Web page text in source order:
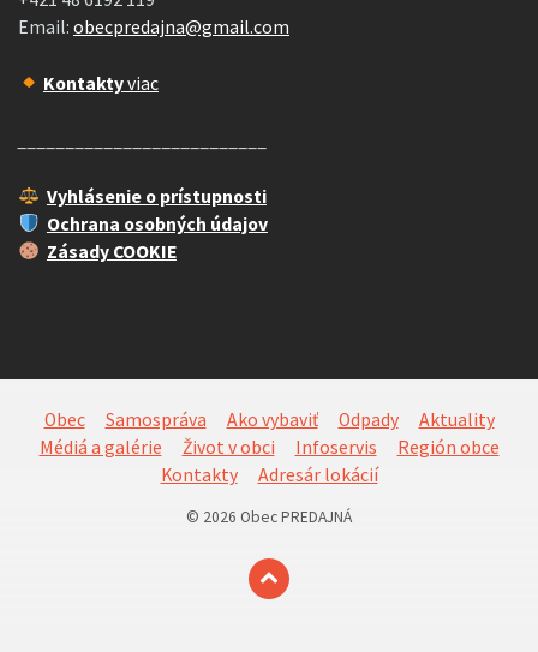
Email: obecpredajna@gmail.com
Kontaktyviac
Vyhlásenie o prístupnosti
Ochrana osobných údajov
Zásady COOKIE
Obec Samospráva Ako vybaviť Odpady
Aktuality
Médiá a galérie
Život v obci Infoservis
Región obce
Kontakty
Adresár lokácií
© 2026 Obec PREDAJNÁ